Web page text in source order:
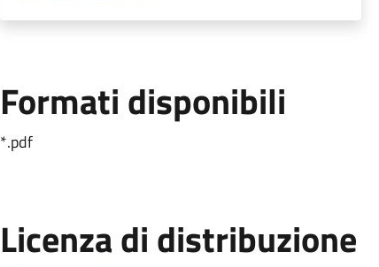
Formati disponibili
*.pdf
Licenza di distribuzione